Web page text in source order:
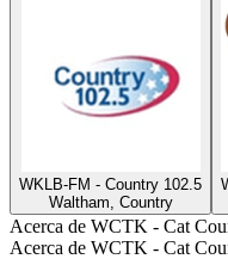
WKLB-FM - Country 102.5
Waltham, Country
Acerca de WCTK - Cat
Acerca de WCTK - Cat